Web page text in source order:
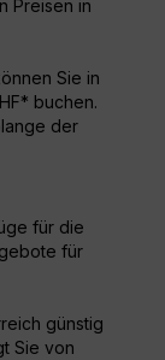
Preisen in
Sie in
buchen.
der
für die
für
günstig
Sie von